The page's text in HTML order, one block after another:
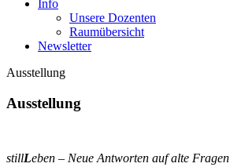
Info
Unsere Dozenten
Raumübersicht
Newsletter
Ausstellung
Ausstellung
stillLeben – Neue Antworten auf alte Fragen